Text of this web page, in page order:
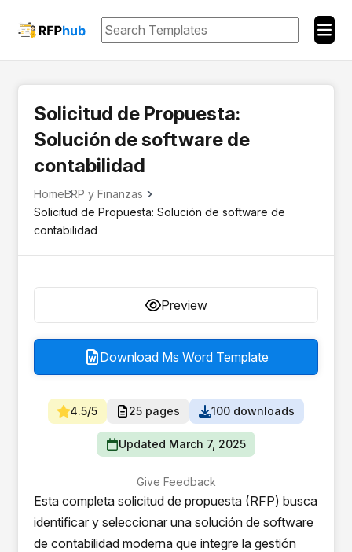
Solicitud de Propuesta:
Solución de software de
contabilidad
HomeERP y Finanzas
Solicitud de Propuesta: Solución de software de
contabilidad
Preview
Download Ms Word Template
4.5/5 25 pages 100 downloads
Updated March 7, 2025
Give Feedback
Esta completa solicitud de propuesta (RFP) busca
identificar y seleccionar una solución de software
de contabilidad moderna que integre la gestión